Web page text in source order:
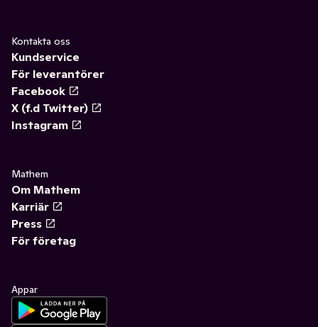
Kontakta oss
Kundservice
För leverantörer
Facebook
X (f.d Twitter)
Instagram
Mathem
Om Mathem
Karriär
Press
För företag
Appar